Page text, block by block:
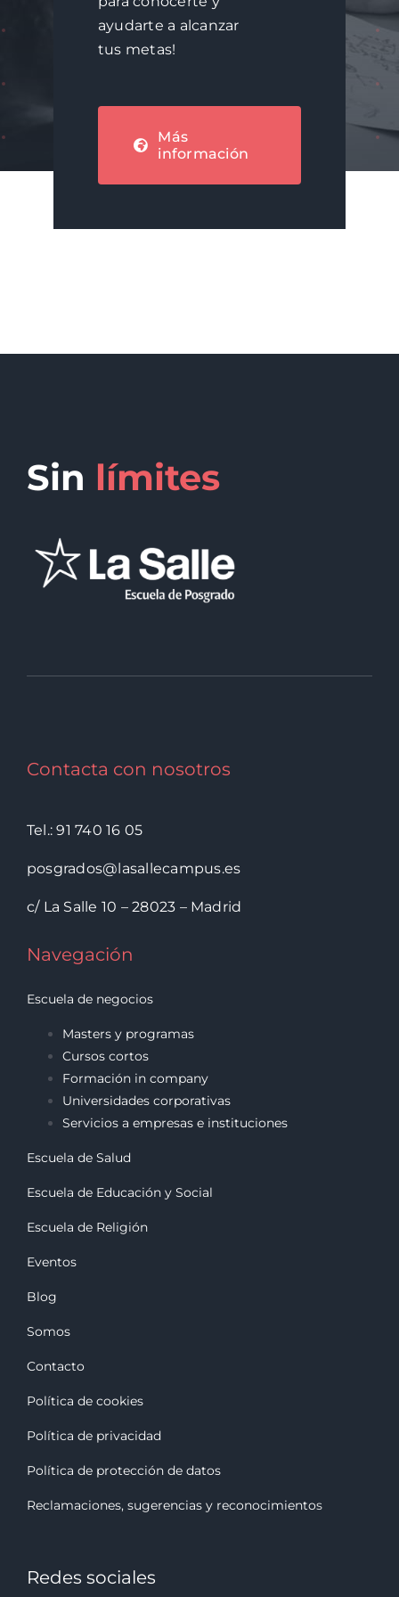
ayudarte a alcanzar
tus metas!
Más
información
Sin límites
Contacta con nosotros
Tel.: 91 740 16 05
posgrados@lasallecampus.es
c/ La Salle 10 – 28023 – Madrid
Navegación
Escuela de negocios
Masters y programas
Cursos cortos
Formación in company
Universidades corporativas
Servicios a empresas e instituciones
Escuela de Salud
Escuela de Educación y Social
Escuela de Religión
Eventos
Blog
Somos
Contacto
Política de cookies
Política de privacidad
Política de protección de datos
Reclamaciones, sugerencias y reconocimientos
Redes sociales